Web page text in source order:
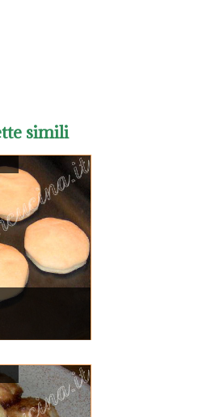
simili